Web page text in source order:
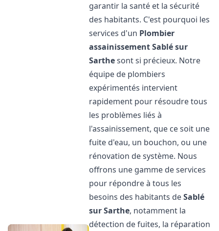
garantir la santé et la sécurité
des habitants. C'est pourquoi les
services d'un Plombier
assainissementSablé sur
Sarthesont si précieux. Notre
équipe de plombiers
expérimentés intervient
rapidement pour résoudre tous
les problèmes liés à
l'assainissement, que ce soit une
fuite d'eau, un bouchon, ou une
rénovation de système. Nous
offrons une gamme de services
pour répondre à tous les
besoins des habitants deSablé
sur Sarthe, notamment la
détection de fuites, la réparation